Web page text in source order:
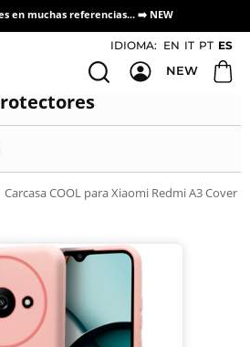
en muchas referencias... ➡️ NEW
Acceso / Registro Distribuidores
IDIOMA: EN IT PT ES
NEW
Carcasa COOL para Xiaomi Redmi A3 Cover